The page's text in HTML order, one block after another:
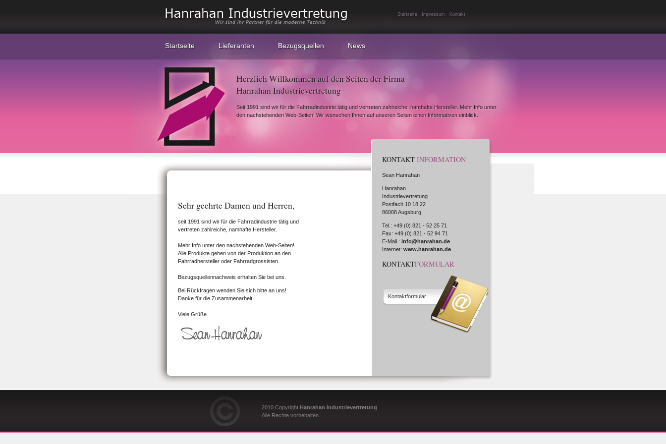
Startseite| Impressum| Kontakt
Startseite Lieferanten Bezugsquellen News
Herzlich Willkommen auf den Seiten der Firma
Hanrahan Industrievertretung
Seit 1991 sind wir für die Fahrradindustrie tätig und vertreten zahlreiche, namhafte Hersteller. Mehr Info unter
den nachstehenden Web-Seiten! Wir wünschen Ihnen auf unseren Seiten einen Informativen einblick.
KONTAKT INFORMATION
Sean Hanrahan
Hanrahan
Industrievertretung
Postfach 10 18 22
86008 Augsburg
Tel.: +49 (0) 821 - 52 25 71
Fax: +49 (0) 821 - 52 94 71
E-Mail.: info@hanrahan.de
Internet: www.hanrahan.de
KONTAKTFORMULAR
Kontaktformular
Sehr geehrte Damen und Herren,
seit 1991 sind wir für die Fahrradindustrie tätig und
vertreten zahlreiche, namhafte Hersteller.
Mehr Info unter den nachstehenden Web-Seiten!
Alle Produkte gehen von der Produktion an den
Fahrradhersteller oder Fahrradgrossisten.
Bezugsquellennachweis erhalten Sie bei uns.
Bei Rückfragen wenden Sie sich bitte an uns!
Danke für die Zusammenarbeit!
Viele Grüße
2010 Copyright Hanrahan Industrievertretung
Alle Rechte vorbehalten.